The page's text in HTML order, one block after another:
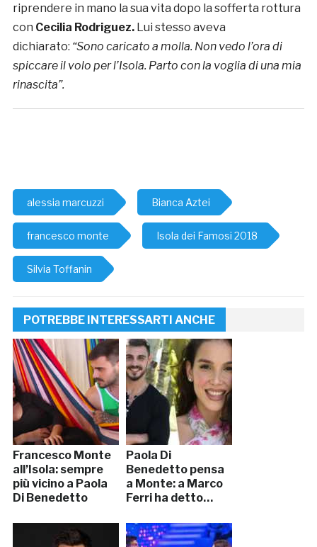
riprendere in mano la sua vita dopo la sofferta rottura
con Cecilia Rodriguez.Lui stesso aveva
dichiarato: “Sono caricato a molla. Non vedo l’ora di
spiccare il volo per l’Isola. Parto con la voglia di una mia
rinascita”.
alessia marcuzzi Bianca Aztei
francesco monte Isola dei Famosi 2018
Silvia Toffanin
POTREBBE INTERESSARTI ANCHE
Francesco Monte
all’Isola: sempre
più vicino a Paola
Di Benedetto
Paola Di
Benedetto pensa
a Monte: a Marco
Ferri ha detto…